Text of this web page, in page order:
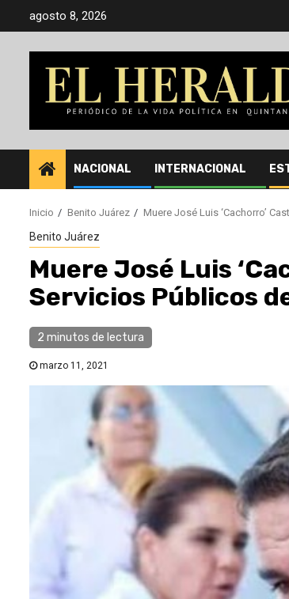
agosto 8, 2026
NACIONAL INTERNACIONAL
Inicio Benito Juárez Muere José Luis ‘Cachorro’
Benito Juárez
Muere José Luis
Servicios Públicos
2 minutos de lectura
marzo 11, 2021